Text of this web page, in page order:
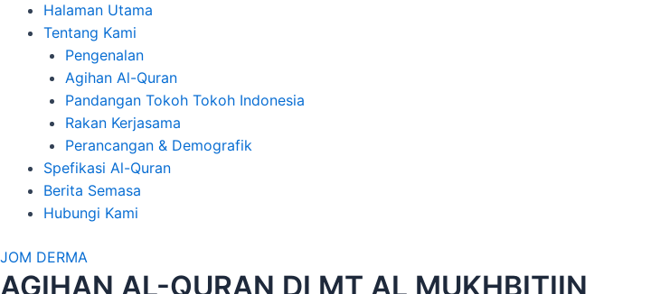
Halaman Utama
Tentang Kami
Pengenalan
Agihan Al-Quran
Pandangan Tokoh Tokoh Indonesia
Rakan Kerjasama
Perancangan & Demografik
Spefikasi Al-Quran
Berita Semasa
Hubungi Kami
JOM DERMA
AGIHAN AL-QURAN DI MT AL MUKHBITIIN